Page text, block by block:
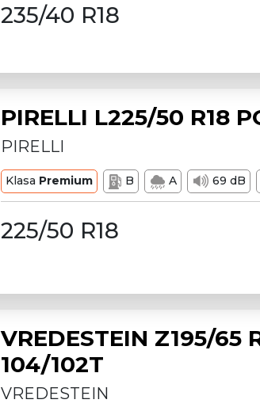
235/40 R18
PIRELLI L225/50 R18
PIRELLI
Klasa Premium B A 69 dB
225/50 R18
VREDESTEIN Z195/65
104/102T
VREDESTEIN